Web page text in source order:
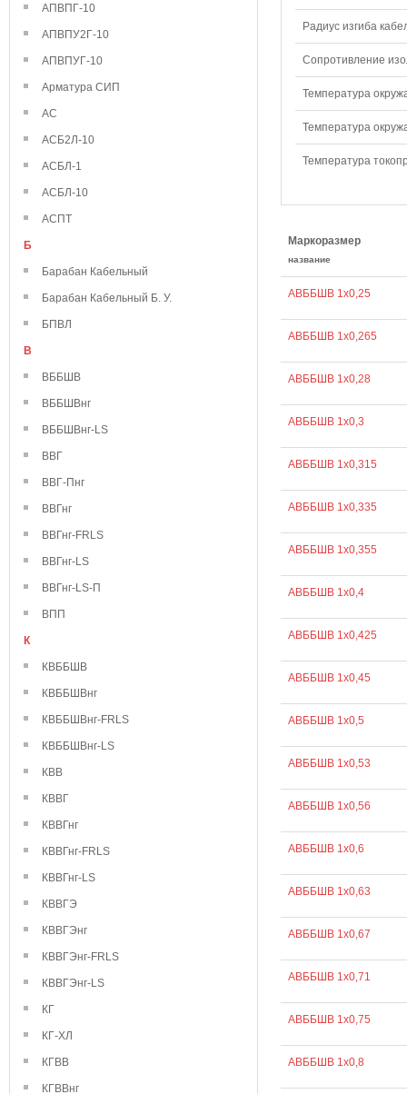
АПВПГ-10
АПВПУ2Г-10
АПВПУГ-10
Арматура СИП
АС
АСБ2Л-10
АСБЛ-1
АСБЛ-10
АСПТ
Б
Барабан Кабельный
Барабан Кабельный Б. У.
БПВЛ
В
ВББШВ
ВББШВнг
ВББШВнг-LS
ВВГ
ВВГ-Пнг
ВВГнг
ВВГнг-FRLS
ВВГнг-LS
ВВГнг-LS-П
ВПП
К
КВББШВ
КВББШВнг
КВББШВнг-FRLS
КВББШВнг-LS
КВВ
КВВГ
КВВГнг
КВВГнг-FRLS
КВВГнг-LS
КВВГЭ
КВВГЭнг
КВВГЭнг-FRLS
КВВГЭнг-LS
КГ
КГ-ХЛ
КГВВ
КГВВнг
Радиус изгиба
Сопротивление
Температура
Температура
Температура
Маркоразмер
название
АВББШВ 1х0,25
АВББШВ 1х0,265
АВББШВ 1х0,28
АВББШВ 1х0,3
АВББШВ 1х0,315
АВББШВ 1х0,335
АВББШВ 1х0,355
АВББШВ 1х0,4
АВББШВ 1х0,425
АВББШВ 1х0,45
АВББШВ 1х0,5
АВББШВ 1х0,53
АВББШВ 1х0,56
АВББШВ 1х0,6
АВББШВ 1х0,63
АВББШВ 1х0,67
АВББШВ 1х0,71
АВББШВ 1х0,75
АВББШВ 1х0,8